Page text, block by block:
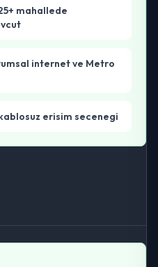
mahallede
internet ve Metro
erisim secenegi